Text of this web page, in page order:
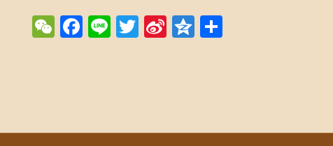
WeChat
Facebook
LineTwitterSinaQzone